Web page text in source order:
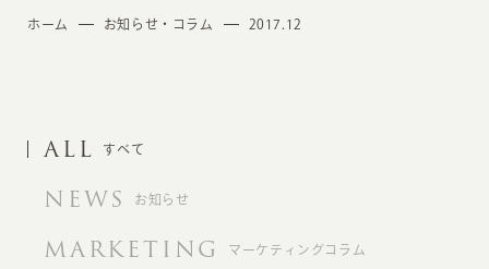
ホーム お知らせ・コラム 2017.12
ALL すべて
NEWS お知らせ
MARKETING マーケティングコラム